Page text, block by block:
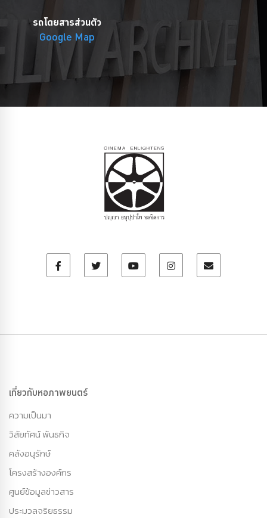
รถโดยสารส่วนตัว
Google Map
เกี่ยวกับหอภาพยนตร์
ความเป็นมา
วิสัยทัศน์ พันธกิจ
คลังอนุรักษ์
โครงสร้างองค์กร
ศูนย์ข้อมูลข่าวสาร
ประมวลจริยธรรม